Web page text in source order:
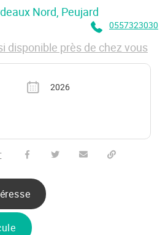
Nord , Peujard
0557323030
disponible près de chez vous
grise Année
2026